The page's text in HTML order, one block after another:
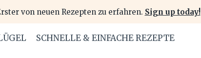
von neuen Rezepten zu erfahren. Sign up today!
SCHNELLE & EINFACHE REZEPTE